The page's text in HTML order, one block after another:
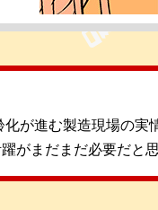
が進む製造現場の実
がまだまだ必要だと